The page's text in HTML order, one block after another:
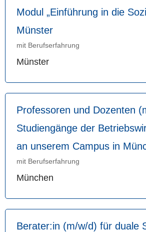
Modul „Einführung in die
Münster
mit Berufserfahrung
Münster
Professoren und Dozenten
Studiengänge der
an unserem Campus in
mit Berufserfahrung
München
Berater:in (m/w/d) für duale